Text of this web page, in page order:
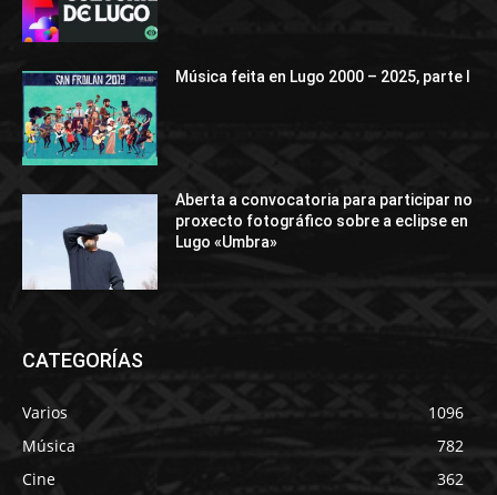
Música feita en Lugo 2000 – 2025, parte I
Aberta a convocatoria para participar no
proxecto fotográfico sobre a eclipse en
Lugo «Umbra»
CATEGORÍAS
Varios
1096
Música
782
Cine
362